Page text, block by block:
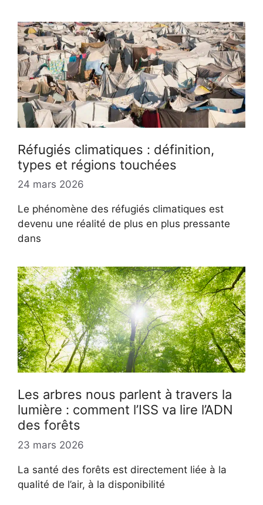
Réfugiés climatiques : définition,
types et régions touchées
24 mars 2026
Le phénomène des réfugiés climatiques est
devenu une réalité de plus en plus pressante
dans
Les arbres nous parlent à travers la
lumière : comment l’ISS va lire l’ADN
des forêts
23 mars 2026
La santé des forêts est directement liée à la
qualité de l’air, à la disponibilité